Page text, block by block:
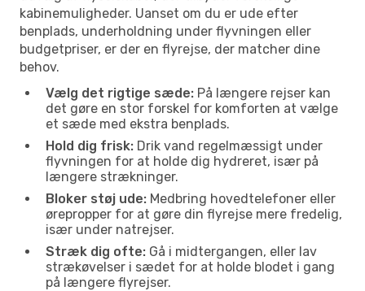
kabinemuligheder. Uanset om du er ude efter
benplads, underholdning under flyvningen eller
budgetpriser, er der en flyrejse, der matcher dine
behov.
Vælg det rigtige sæde: På længere rejser kan
det gøre en stor forskel for komforten at vælge
et sæde med ekstra benplads.
Hold dig frisk: Drik vand regelmæssigt under
flyvningen for at holde dig hydreret, især på
længere strækninger.
Bloker støj ude: Medbring hovedtelefoner eller
ørepropper for at gøre din flyrejse mere fredelig,
især under natrejser.
Stræk dig ofte: Gå i midtergangen, eller lav
strækøvelser i sædet for at holde blodet i gang
på længere flyrejser.